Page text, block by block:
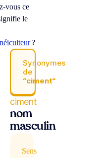
vous ce
le
?
Synonymes
de
“ciment“
ciment
nom
masculin
Sens